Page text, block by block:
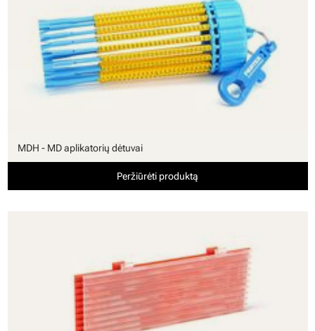
MDH - MD aplikatorių dėtuvai
Peržiūrėti produktą